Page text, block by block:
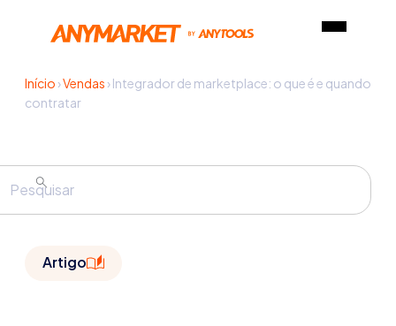
Início ›Vendas ›Integrador de marketplace: o que é e quando
contratar
Artigo